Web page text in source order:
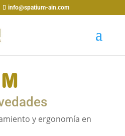
info@spatium-ain.com
y ergonomía en